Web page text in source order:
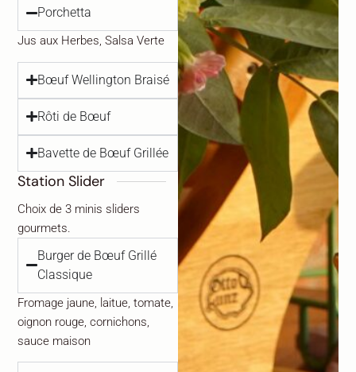
Porchetta
Jus aux Herbes, Salsa Verte
Bœuf Wellington Braisé
Rôti de Bœuf
Bavette de Bœuf Grillée
Station Slider
Choix de 3 minis sliders
gourmets.
Burger de Bœuf Grillé
Classique
Fromage jaune, laitue, tomate,
oignon rouge, cornichons,
sauce maison